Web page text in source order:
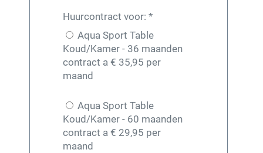
Huurcontract voor: *
Aqua Sport Table
Koud/Kamer - 36 maanden
contract a € 35,95 per
maand
Aqua Sport Table
Koud/Kamer - 60 maanden
contract a € 29,95 per
maand